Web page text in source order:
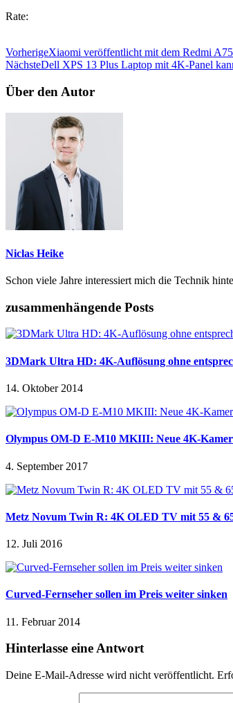
Rate:
VorherigeXiaomi veröffentlicht mit dem Redmi
NächsteDell XPS 13 Plus Laptop mit 4K-Panel
Über den Autor
Niclas Heike
Schon viele Jahre interessiert mich die Technik
zusammenhängende Posts
3DMark Ultra HD: 4K-Auflösung ohne
14. Oktober 2014
Olympus OM-D E-M10 MKIII: Neue 4K-
4. September 2017
Metz Novum Twin R: 4K OLED TV mit 55 &
12. Juli 2016
Curved-Fernseher sollen im Preis weiter sinken
11. Februar 2014
Hinterlasse eine Antwort
Deine E-Mail-Adresse wird nicht veröffentlicht.